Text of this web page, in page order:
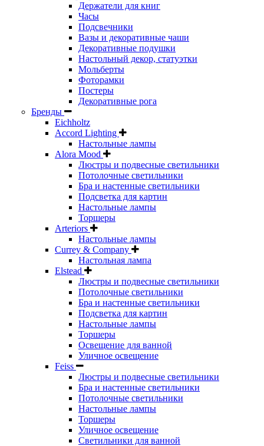
Держатели для книг
Часы
Подсвечники
Вазы и декоративные чаши
Декоративные подушки
Настольный декор, статуэтки
Мольберты
Фоторамки
Постеры
Декоративные рога
Бренды
Eichholtz
Accord Lighting
Настольные лампы
Alora Mood
Люстры и подвесные светильники
Потолочные светильники
Бра и настенные светильники
Подсветка для картин
Настольные лампы
Торшеры
Arteriors
Настольные лампы
Currey & Company
Настольная лампа
Elstead
Люстры и подвесные светильники
Потолочные светильники
Бра и настенные светильники
Подсветка для картин
Настольные лампы
Торшеры
Освещение для ванной
Уличное освещение
Feiss
Люстры и подвесные светильники
Бра и настенные светильники
Потолочные светильники
Настольные лампы
Торшеры
Уличное освещение
Светильники для ванной